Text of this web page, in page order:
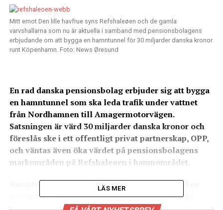
Mitt emot Den lille havfrue syns Refshaleøen och de gamla
varvshallarna som nu är aktuella i samband med pensionsbolagens
erbjudande om att bygga en hamntunnel för 30 miljarder danska kronor
runt Köpenhamn. Foto: News Øresund
En rad danska pensionsbolag erbjuder sig att bygga
en hamntunnel som ska leda trafik under vattnet
från Nordhamnen till Amagermotorvägen.
Satsningen är värd 30 miljarder danska kronor och
föreslås ske i ett offentligt privat partnerskap, OPP,
och väntas även öka värdet på pensionsbolagens
markområden på Refshaleøen i hamnområdet.
Hamntunneln anses ha stor betydelse för biltrafiken
genom Köpenhamn genom att det skapas en östlig
LÄS MER